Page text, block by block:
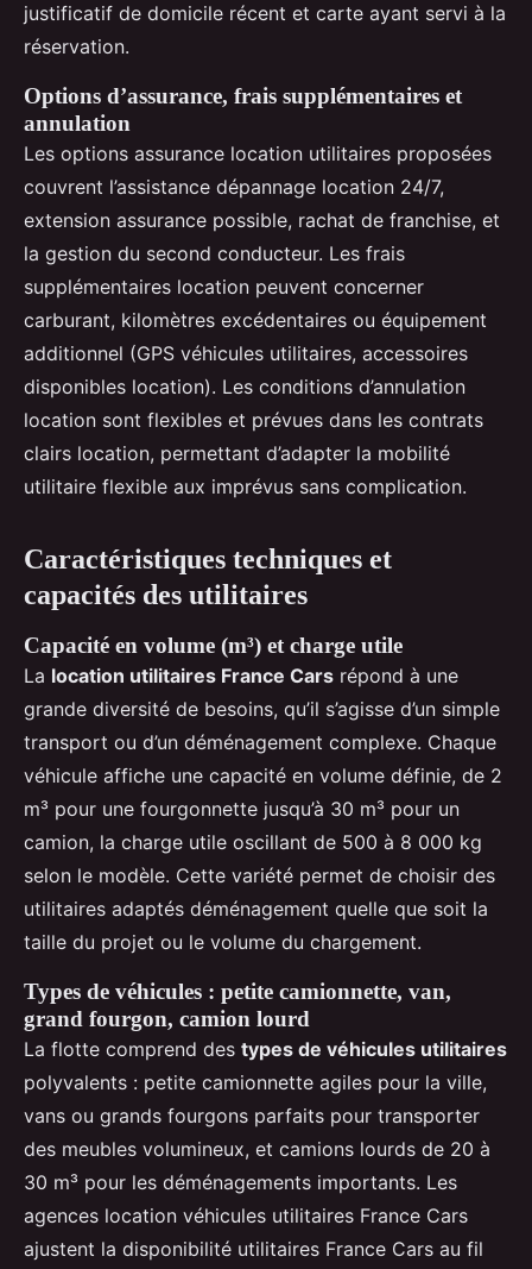
justificatif de domicile récent et carte ayant servi à la
réservation.
Options d’assurance, frais supplémentaires et
annulation
Les options assurance location utilitaires proposées
couvrent l’assistance dépannage location 24/7,
extension assurance possible, rachat de franchise, et
la gestion du second conducteur. Les frais
supplémentaires location peuvent concerner
carburant, kilomètres excédentaires ou équipement
additionnel (GPS véhicules utilitaires, accessoires
disponibles location). Les conditions d’annulation
location sont flexibles et prévues dans les contrats
clairs location, permettant d’adapter la mobilité
utilitaire flexible aux imprévus sans complication.
Caractéristiques techniques et
capacités des utilitaires
Capacité en volume (m³) et charge utile
La location utilitaires France Cars répond à une
grande diversité de besoins, qu’il s’agisse d’un simple
transport ou d’un déménagement complexe. Chaque
véhicule affiche une capacité en volume définie, de 2
m³ pour une fourgonnette jusqu’à 30 m³ pour un
camion, la charge utile oscillant de 500 à 8 000 kg
selon le modèle. Cette variété permet de choisir des
utilitaires adaptés déménagement quelle que soit la
taille du projet ou le volume du chargement.
Types de véhicules : petite camionnette, van,
grand fourgon, camion lourd
La flotte comprend des types de véhicules utilitaires
polyvalents : petite camionnette agiles pour la ville,
vans ou grands fourgons parfaits pour transporter
des meubles volumineux, et camions lourds de 20 à
30 m³ pour les déménagements importants. Les
agences location véhicules utilitaires France Cars
ajustent la disponibilité utilitaires France Cars au fil